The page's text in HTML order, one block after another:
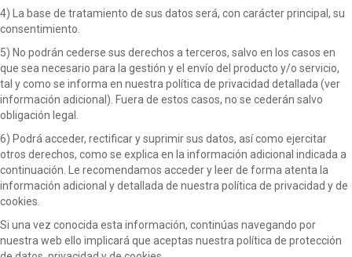
4) La base de tratamiento de sus datos será, con carácter principal, su
consentimiento.
5) No podrán cederse sus derechos a terceros, salvo en los casos en
que sea necesario para la gestión y el envío del producto y/o servicio,
tal y como se informa en nuestra política de privacidad detallada (ver
información adicional). Fuera de estos casos, no se cederán salvo
obligación legal.
6) Podrá acceder, rectificar y suprimir sus datos, así como ejercitar
otros derechos, como se explica en la información adicional indicada a
continuación. Le recomendamos acceder y leer de forma atenta la
información adicional y detallada de nuestra política de privacidad y de
cookies.
Si una vez conocida esta información, continúas navegando por
nuestra web ello implicará que aceptas nuestra política de protección